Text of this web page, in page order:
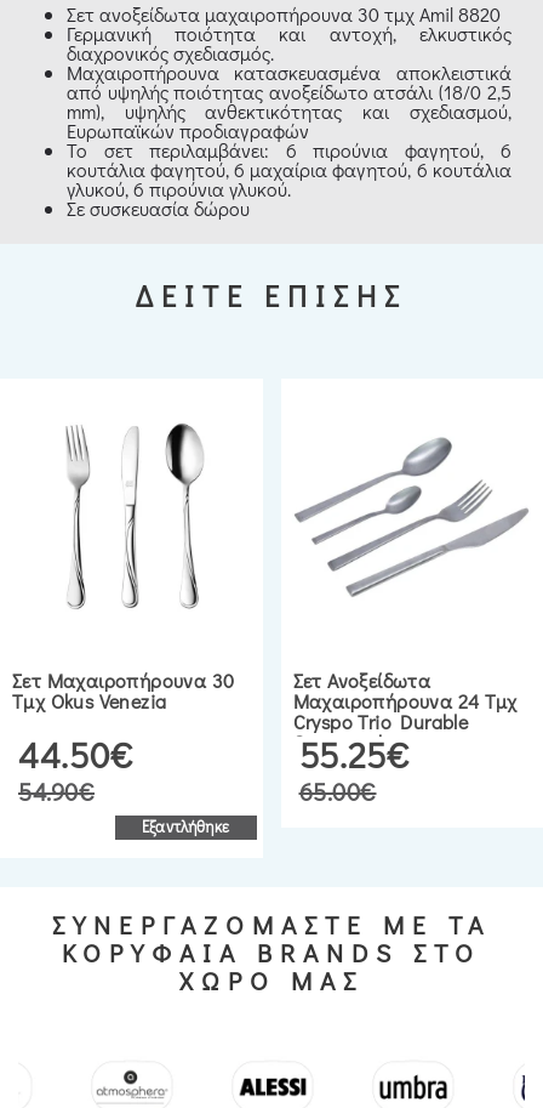
Σετ ανοξείδωτα μαχαιροπήρουνα 30 τμχ Amil 8820
Γερμανική ποιότητα και αντοχή, ελκυστικός
διαχρονικός σχεδιασμός.
Μαχαιροπήρουνα κατασκευασμένα αποκλειστικά
από υψηλής ποιότητας ανοξείδωτο ατσάλι (18/0 2,5
mm), υψηλής ανθεκτικότητας και σχεδιασμού,
Ευρωπαϊκών προδιαγραφών
Το σετ περιλαμβάνει: 6 πιρούνια φαγητού, 6
κουτάλια φαγητού, 6 μαχαίρια φαγητού, 6 κουτάλια
γλυκού, 6 πιρούνια γλυκού.
Σε συσκευασία δώρου
ΔΕΙΤΕ ΕΠΙΣΗΣ
Σετ Μαχαιροπήρουνα 30
Τμχ Okus Venezia
44.50€
54.90€
Εξαντλήθηκε
Σετ Ανοξείδωτα
Μαχαιροπήρουνα 24 Τμχ
Cryspo Trio Durable
Stonewash
55.25€
65.00€
ΣΥΝΕΡΓΑΖΟΜΑΣΤΕ ΜΕ ΤΑ
ΚΟΡΥΦΑΙΑ BRANDS ΣΤΟ
ΧΩΡΟ ΜΑΣ